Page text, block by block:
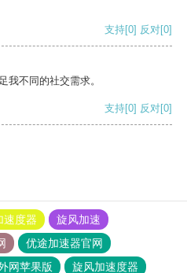
支持[0] 反对[0]
我不同的社交需求。
支持[0] 反对[0]
速度器
旋风加速
优途加速器官网
网苹果版 旋风加速度器